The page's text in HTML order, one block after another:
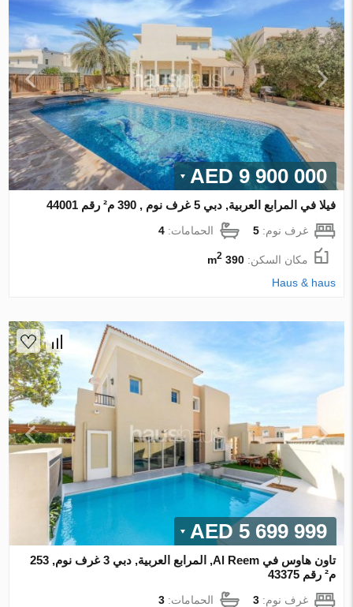
9 900 000 AED
فيلا في المرابع العربية, دبي 5 غرف نوم , 390 م² رقم 44001
غرف نوم:5 الحمامات:4
مكان السكن:390 m
2
Haus & haus
5 699 999 AED
تاون هاوس في Al Reem, المرابع العربية, دبي 3 غرف نوم, 253
م² رقم 43375
غرف نوم:3 الحمامات:3